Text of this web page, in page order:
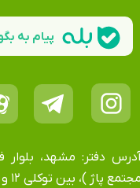
پاژ )، بین توکلی ۱۲ و ۱۴، پلاک ۳، واحد ۲
پیام به